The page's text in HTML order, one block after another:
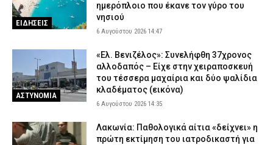
ΕΙΔΗΣΕΙΣ
ημερόπλοιο που έκανε τον γύρο του
νησιού
6 Αυγούστου 2026 14:47
ΑΣΤΥΝΟΜΙΑ
«Ελ. Βενιζέλος»: Συνελήφθη 37χρονος
αλλοδαπός – Είχε στην χειραποσκευή
του τέσσερα μαχαίρια και δύο ψαλίδια
κλαδέματος (εικόνα)
6 Αυγούστου 2026 14:35
Λακωνία: Παθολογικά αίτια «δείχνει» η
πρώτη εκτίμηση του ιατροδικαστή για